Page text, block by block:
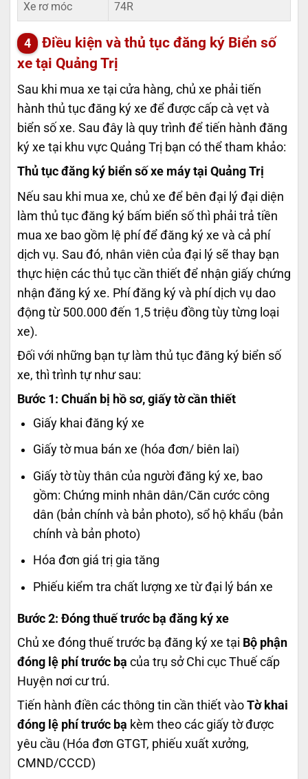
Xe rơ móc 74R
Điều kiện và thủ tục đăng ký Biển số
xe tại Quảng Trị
Sau khi mua xe tại cửa hàng, chủ xe phải tiến
hành thủ tục đăng ký xe để được cấp cà vẹt và
biển số xe. Sau đây là quy trình để tiến hành đăng
ký xe tại khu vực Quảng Trị bạn có thể tham khảo:
Thủ tục đăng ký biển số xe máy tại Quảng Trị
Nếu sau khi mua xe, chủ xe để bên đại lý đại diện
làm thủ tục đăng ký bấm biển số thì phải trả tiền
mua xe bao gồm lệ phí để đăng ký xe và cả phí
dịch vụ. Sau đó, nhân viên của đại lý sẽ thay bạn
thực hiện các thủ tục cần thiết để nhận giấy chứng
nhận đăng ký xe. Phí đăng ký và phí dịch vụ dao
động từ 500.000 đến 1,5 triệu đồng tùy từng loại
xe).
Đối với những bạn tự làm thủ tục đăng ký biển số
xe, thì trình tự như sau:
Bước 1: Chuẩn bị hồ sơ, giấy tờ cần thiết
Giấy khai đăng ký xe
Giấy tờ mua bán xe (hóa đơn/ biên lai)
Giấy tờ tùy thân của người đăng ký xe, bao
gồm: Chứng minh nhân dân/Căn cước công
dân (bản chính và bản photo), sổ hộ khẩu (bản
chính và bản photo)
Hóa đơn giá trị gia tăng
Phiếu kiểm tra chất lượng xe từ đại lý bán xe
Bước 2: Đóng thuế trước bạ đăng ký xe
Chủ xe đóng thuế trước bạ đăng ký xe tại Bộ phận
đóng lệ phí trước bạ của trụ sở Chi cục Thuế cấp
Huyện nơi cư trú.
Tiến hành điền các thông tin cần thiết vào Tờ khai
đóng lệ phí trước bạ kèm theo các giấy tờ được
yêu cầu (Hóa đơn GTGT, phiếu xuất xưởng,
CMND/CCCD)